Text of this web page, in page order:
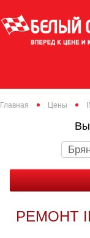
Главная Цены
Вы
РЕМОНТ